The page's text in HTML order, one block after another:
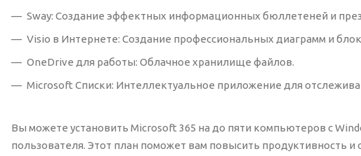
Sway: Создание эффектных информационных бюллетеней и
Visio в Интернете: Создание профессиональных диаграмм и
OneDrive для работы: Облачное хранилище файлов.
Microsoft Списки: Интеллектуальное приложение для
Вы можете установить Microsoft 365 на до пяти компьютеров с
пользователя. Этот план поможет вам повысить продуктивность